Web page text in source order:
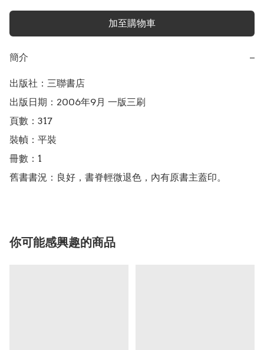
加至購物車
簡介 −
出版社：三聯書店
出版日期：2006年9月 一版三刷
頁數：317
裝幀：平裝
冊數：1
舊書書況：良好，書脊輕微退色，內有原書主蓋印。
你可能感興趣的商品